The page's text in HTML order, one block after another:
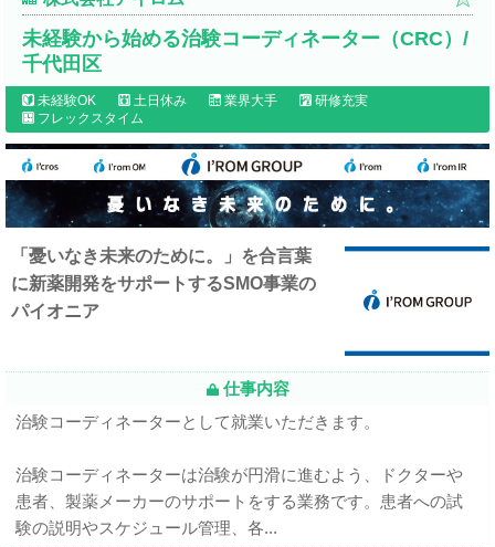
未経験から始める治験コーディネーター（CRC）/
千代田区
未経験OK 土日休み 業界大手
研修充実
フレックスタイム
「憂いなき未来のために。」を合言葉
に新薬開発をサポートするSMO事業の
パイオニア
仕事内容
治験コーディネーターとして就業いただきます。
治験コーディネーターは治験が円滑に進むよう、ドクターや
患者、製薬メーカーのサポートをする業務です。患者への試
験の説明やスケジュール管理、各...